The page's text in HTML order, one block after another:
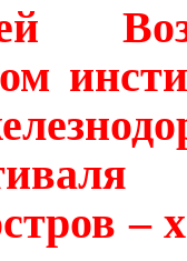
–